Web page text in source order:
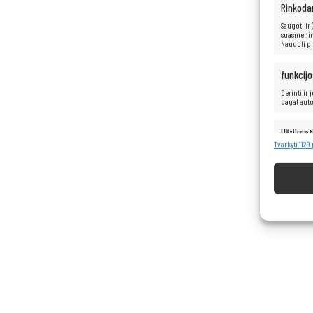
Saugoti ir
Naudoti
Derinti ir
pagal
turinio
Tvarkyti